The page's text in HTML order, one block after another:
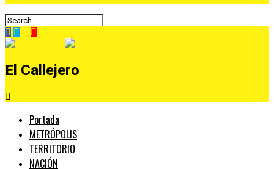
El Callejero
Portada
METRÓPOLIS
TERRITORIO
NACIÓN